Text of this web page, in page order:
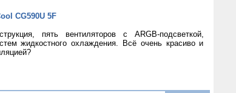
CG590U 5F
пять вентиляторов с ARGB-подсветкой,
жидкостного охлаждения. Всё очень красиво и